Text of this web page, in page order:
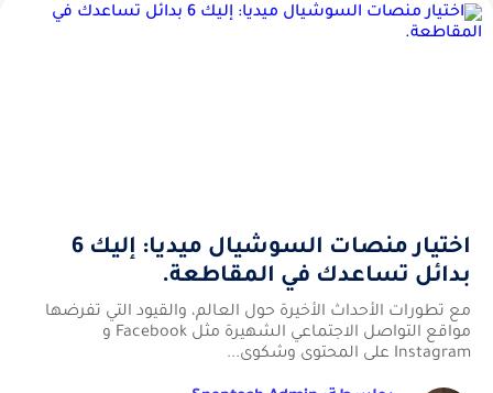
اختيار منصات السوشيال ميديا: إليك 6
بدائل تساعدك في المقاطعة.
مع تطورات الأحداث الأخيرة حول العالم، والقيود التي تفرضها
مواقع التواصل الاجتماعي الشهيرة مثل Facebook و
Instagram على المحتوى وشكوى...